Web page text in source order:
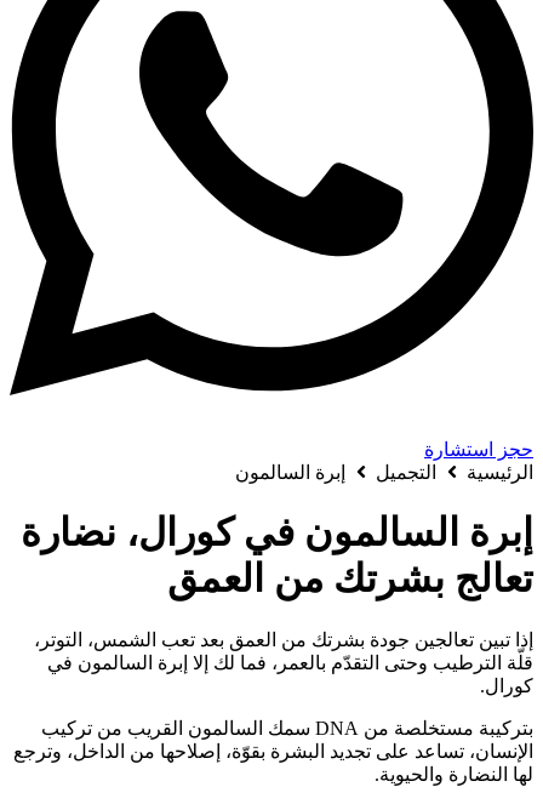
حجز استشارة
الرئيسية
التجميل إبرة السالمون
إبرة السالمون في كورال، نضارة
تعالج بشرتك من العمق
إذا تبين تعالجين جودة بشرتك من العمق بعد تعب الشمس، التوتر،
قلّة الترطيب وحتى التقدّم بالعمر، فما لك إلا إبرة السالمون في
كورال.
بتركيبة مستخلصة من DNA سمك السالمون القريب من تركيب
الإنسان، تساعد على تجديد البشرة بقوّة، إصلاحها من الداخل، وترجع
لها النضارة والحيوية.